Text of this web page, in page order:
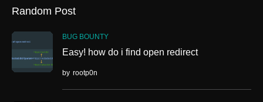
Random Post
BUG BOUNTY
Easy! how do i find open redirect
by rootp0n